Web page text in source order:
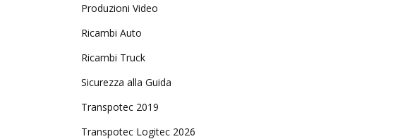
Produzioni Video
Ricambi Auto
Ricambi Truck
Sicurezza alla Guida
Transpotec 2019
Transpotec Logitec 2026